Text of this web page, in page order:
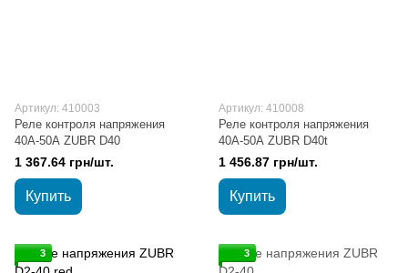
Артикул: 410003
Реле контроля напряжения
40А-50А ZUBR D40
1 367.64 грн/шт.
Купить
Артикул: 410008
Реле контроля напряжения
40А-50А ZUBR D40t
1 456.87 грн/шт.
Купить
3 3